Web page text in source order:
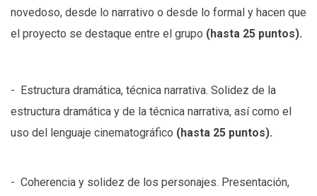
novedoso, desde lo narrativo o desde lo formal y hacen que
el proyecto se destaque entre el grupo (hasta 25 puntos).
- Estructura dramática, técnica narrativa. Solidez de la
estructura dramática y de la técnica narrativa, así como el
uso del lenguaje cinematográfico (hasta 25 puntos).
- Coherencia y solidez de los personajes. Presentación,